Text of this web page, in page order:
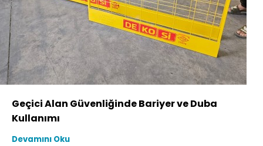
Geçici Alan Güvenliğinde Bariyer ve Duba
Kullanımı
Devamını Oku